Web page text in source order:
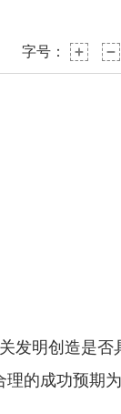
字号：
发明创造是否
的成功预期